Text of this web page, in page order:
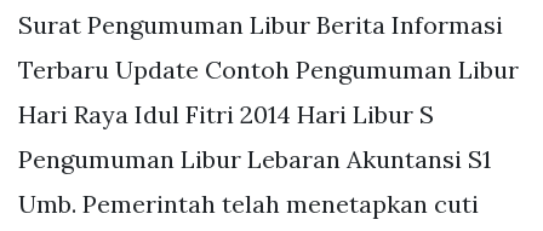
Surat Pengumuman Libur Berita Informasi
Terbaru Update Contoh Pengumuman Libur
Hari Raya Idul Fitri 2014 Hari Libur S
Pengumuman Libur Lebaran Akuntansi S1
Umb. Pemerintah telah menetapkan cuti